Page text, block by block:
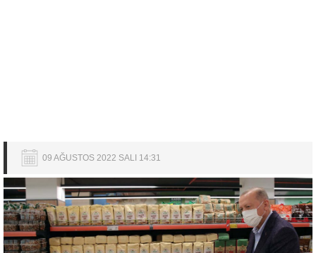
09 AĞUSTOS 2022 SALI 14:31